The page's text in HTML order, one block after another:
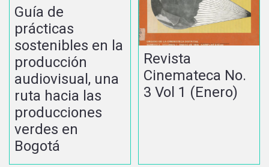
Guía de
prácticas
sostenibles en la
producción
audiovisual, una
ruta hacia las
producciones
verdes en
Bogotá
Revista
Cinemateca No.
3 Vol 1 (Enero)